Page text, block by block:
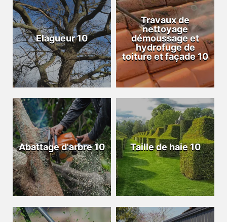
Elagueur 10
Travaux de
nettoyage
démoussage et
hydrofuge de
toiture et façade 10
Abattage d'arbre 10 Taille de haie 10